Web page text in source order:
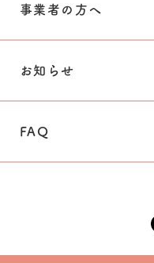
事業者の方へ
お知らせ
FAQ